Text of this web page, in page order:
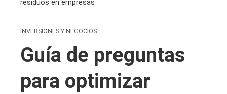
residuos en empresas
INVERSIONES Y NEGOCIOS
Guía de preguntas
para optimizar